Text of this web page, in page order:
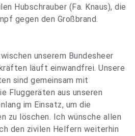
Hubschrauber (Fa. Knaus), die
gegen den Großbrand.
unserem Bundesheer
läuft einwandfrei. Unsere
sind gemeinsam mit
Fluggeräten aus unseren
im Einsatz, um die
zu löschen. Ich wünsche allen
den zivilen Helfern weiterhin